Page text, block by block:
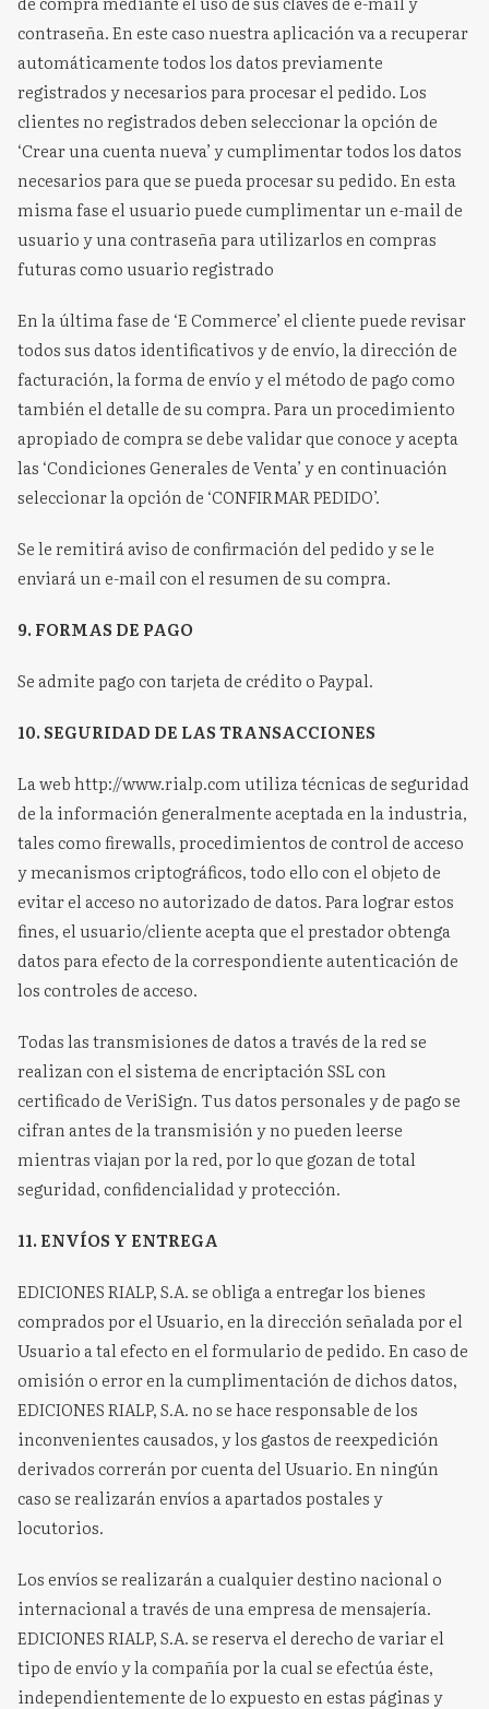
contraseña. En este caso nuestra aplicación va a recuperar
automáticamente todos los datos previamente
registrados y necesarios para procesar el pedido. Los
clientes no registrados deben seleccionar la opción de
‘Crear una cuenta nueva’ y cumplimentar todos los datos
necesarios para que se pueda procesar su pedido. En esta
misma fase el usuario puede cumplimentar un e-mail de
usuario y una contraseña para utilizarlos en compras
futuras como usuario registrado
En la última fase de ‘E Commerce’ el cliente puede revisar
todos sus datos identificativos y de envío, la dirección de
facturación, la forma de envío y el método de pago como
también el detalle de su compra. Para un procedimiento
apropiado de compra se debe validar que conoce y acepta
las ‘Condiciones Generales de Venta’ y en continuación
seleccionar la opción de ‘CONFIRMAR PEDIDO’.
Se le remitirá aviso de confirmación del pedido y se le
enviará un e-mail con el resumen de su compra.
9. FORMAS DE PAGO
Se admite pago con tarjeta de crédito o Paypal.
10. SEGURIDAD DE LAS TRANSACCIONES
La web http://www.rialp.com utiliza técnicas de seguridad
de la información generalmente aceptada en la industria,
tales como firewalls, procedimientos de control de acceso
y mecanismos criptográficos, todo ello con el objeto de
evitar el acceso no autorizado de datos. Para lograr estos
fines, el usuario/cliente acepta que el prestador obtenga
datos para efecto de la correspondiente autenticación de
los controles de acceso.
Todas las transmisiones de datos a través de la red se
realizan con el sistema de encriptación SSL con
certificado de VeriSign. Tus datos personales y de pago se
cifran antes de la transmisión y no pueden leerse
mientras viajan por la red, por lo que gozan de total
seguridad, confidencialidad y protección.
11. ENVÍOS Y ENTREGA
EDICIONES RIALP, S.A. se obliga a entregar los bienes
comprados por el Usuario, en la dirección señalada por el
Usuario a tal efecto en el formulario de pedido. En caso de
omisión o error en la cumplimentación de dichos datos,
EDICIONES RIALP, S.A. no se hace responsable de los
inconvenientes causados, y los gastos de reexpedición
derivados correrán por cuenta del Usuario. En ningún
caso se realizarán envíos a apartados postales y
locutorios.
Los envíos se realizarán a cualquier destino nacional o
internacional a través de una empresa de mensajería.
EDICIONES RIALP, S.A. se reserva el derecho de variar el
tipo de envío y la compañía por la cual se efectúa éste,
independientemente de lo expuesto en estas páginas y